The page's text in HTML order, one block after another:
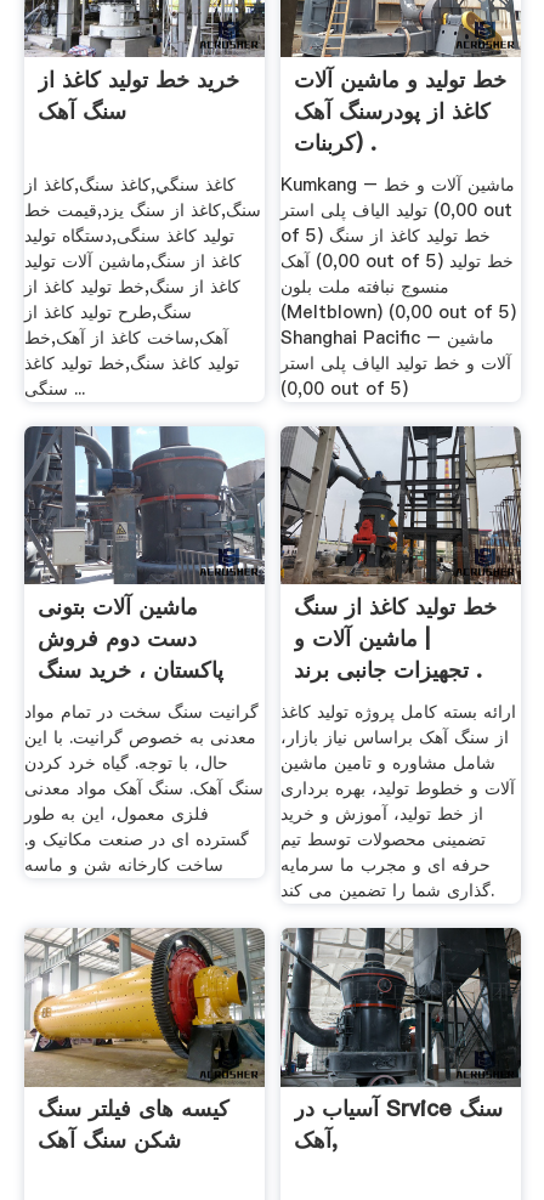
خرید خط تولید کاغذ از
سنگ آهک
كاغذ سنگي,كاغذ سنگ,کاغذ از
سنگ,کاغذ از سنگ یزد,قیمت خط
تولید کاغذ سنگی,دستگاه تولید
کاغذ از سنگ,ماشین آلات تولید
کاغذ از سنگ,خط تولید کاغذ از
سنگ,طرح تولید کاغذ از
آهک,ساخت کاغذ از آهک,خط
تولید کاغذ سنگ,خط تولید کاغذ
سنگی ...
خط تولید و ماشین آلات
کاغذ از پودرسنگ آهک
(کربنات .
Kumkang – ماشین آلات و خط
تولید الیاف پلی استر (0,00 out
of 5) خط تولید کاغذ از سنگ
آهک (0,00 out of 5) خط تولید
منسوج نبافته ملت بلون
(Meltblown) (0,00 out of 5)
Shanghai Pacific – ماشین
آلات و خط تولید الیاف پلی استر
(0,00 out of 5)
ماشین آلات بتونی
دست دوم فروش
پاکستان ، خرید سنگ
گرانیت سنگ سخت در تمام مواد
معدنی به خصوص گرانیت. با این
حال، با توجه. گیاه خرد کردن
سنگ آهک. سنگ آهک مواد معدنی
فلزی معمول، این به طور
گسترده ای در صنعت مکانیک و.
ساخت کارخانه شن و ماسه
خط تولید کاغذ از سنگ
| ماشین آلات و
تجهیزات جانبی برند .
ارائه بسته کامل پروژه تولید کاغذ
از سنگ آهک براساس نیاز بازار،
شامل مشاوره و تامین ماشین
آلات و خطوط تولید، بهره برداری
از خط تولید، آموزش و خرید
تضمینی محصولات توسط تیم
حرفه ای و مجرب ما سرمایه
گذاری شما را تضمین می کند.
کیسه های فیلتر سنگ
شکن سنگ آهک
آسیاب در Srvice سنگ
آهک,